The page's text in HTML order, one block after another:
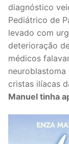
diagnóstico
Pediátrico de
levado com
deterioração
médicos
neuroblastoma
cristas ilíacas
Manuel tinha